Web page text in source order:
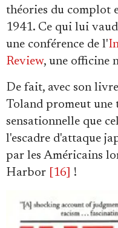
théories du complot
1941. Ce qui lui
une conférence de l'
Review, une officine
De fait, avec son livre
Toland promeut une
sensationnelle que
l'escadre d'attaque
par les Américains
Harbor
[16] !